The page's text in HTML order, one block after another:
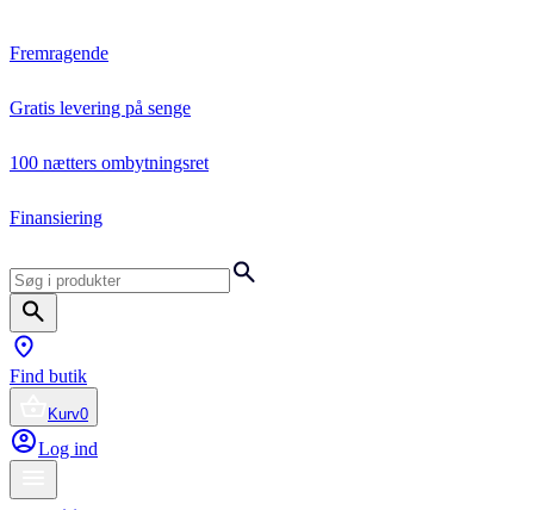
Fremragende
Gratis levering på senge
100 nætters ombytningsret
Finansiering
Find butik
Kurv0
Log ind